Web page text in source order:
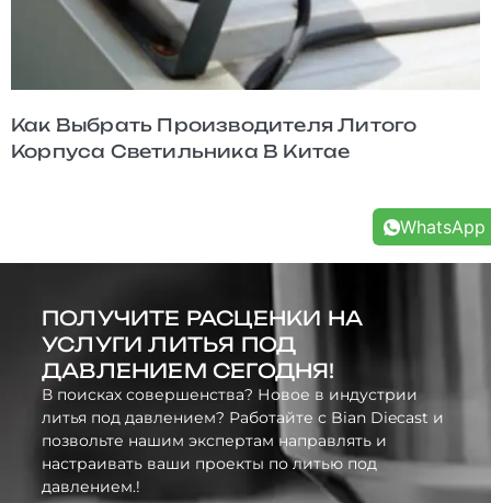
Как MES Улучшает Отслеживаемость
Отливок Легких Корпусов
ПОЛУЧИТЕ РАСЦЕНКИ НА
УСЛУГИ ЛИТЬЯ ПОД
ДАВЛЕНИЕМ СЕГОДНЯ!
В поисках совершенства? Новое в индустрии
литья под давлением? Работайте с Bian Diecast и
позвольте нашим экспертам направлять и
настраивать ваши проекты по литью под
давлением.!
WhatsApp